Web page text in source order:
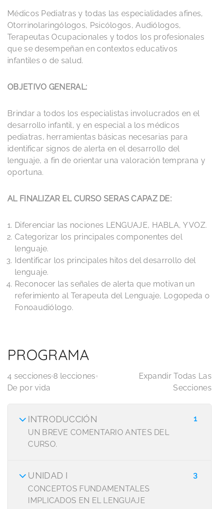
Médicos Pediatras y todas las especialidades afines,
Otorrinolaringólogos, Psicólogos, Audiólogos,
Terapeutas Ocupacionales y todos los profesionales
que se desempeñan en contextos educativos
infantiles o de salud.
OBJETIVO GENERAL:
Brindar a todos los especialistas involucrados en el
desarrollo infantil, y en especial a los médicos
pediatras, herramientas básicas necesarias para
identificar signos de alerta en el desarrollo del
lenguaje, a fin de orientar una valoración temprana y
oportuna.
AL FINALIZAR EL CURSO SERAS CAPAZ DE:
Diferenciar las nociones LENGUAJE, HABLA, Y VOZ.
Categorizar los principales componentes del
lenguaje.
Identificar los principales hitos del desarrollo del
lenguaje.
Reconocer las señales de alerta que motivan un
referimiento al Terapeuta del Lenguaje, Logopeda o
Fonoaudiólogo.
PROGRAMA
4 secciones 8 lecciones
De por vida
Expandir Todas Las
Secciones
INTRODUCCIÓN
UN BREVE COMENTARIO ANTES DEL
CURSO.
1
UNIDAD I
CONCEPTOS FUNDAMENTALES
IMPLICADOS EN EL LENGUAJE
3